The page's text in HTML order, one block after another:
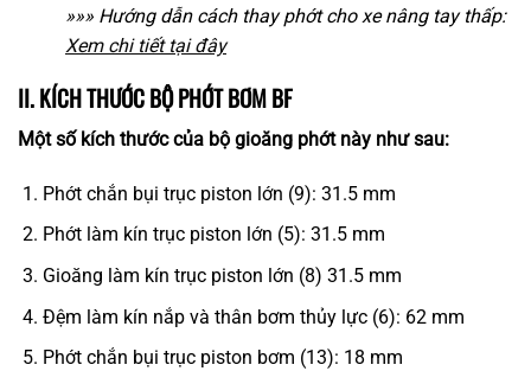
»»» Hướng dẫn cách thay phớt cho xe nâng tay thấp:
Xem chi tiết tại đây
II. KÍCH THƯỚC BỘ PHỚT BƠM BF
Một số kích thước của bộ gioăng phớt này như sau:
Phớt chắn bụi trục piston lớn (9): 31.5 mm
Phớt làm kín trục piston lớn (5): 31.5 mm
Gioăng làm kín trục piston lớn (8) 31.5 mm
Đệm làm kín nắp và thân bơm thủy lực (6): 62 mm
Phớt chắn bụi trục piston bơm (13): 18 mm